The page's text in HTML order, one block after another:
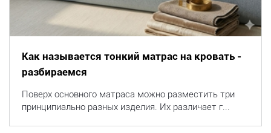
Как называется тонкий матрас на кровать -
разбираемся
Поверх основного матраса можно разместить три
принципиально разных изделия. Их различает г...